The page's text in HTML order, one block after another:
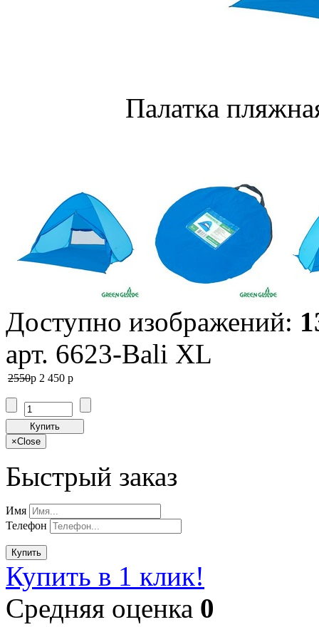
Палатка
Доступно изображений:
арт. 6623-Bali XL
2550p 2 450 p
Купить
×Close
Быстрый заказ
Имя
Телефон
Купить
Купить в 1 клик!
Cредняя оценка 0